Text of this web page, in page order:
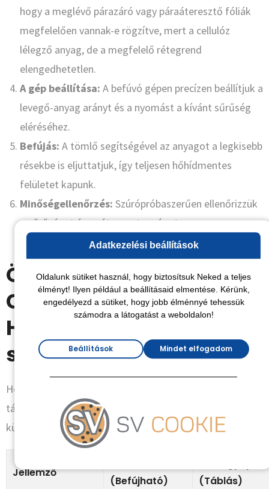
hogy a meglévő párazáró vagy páraáteresztő fóliák
megfelelően vannak-e rögzítve, mert a cellulóz
lélegző anyag, de a megfelelő rétegrend
elengedhetetlen.
A gép beállítása: A befúvó gépen precízen beállítjuk a
levegő-anyag arányt és a nyomást a kívánt sűrűség
eléréséhez.
Befújás: A tömlő segítségével az anyagot a legkisebb
résekbe is eljuttatjuk, így teljesen hőhídmentes
felületet kapunk.
Minőségellenőrzés: Szúrópróbaszerűen ellenőrizzük
a sűrűséget és a rétegvastagságot a
tervdokumentációnak megfelelően.
Összehasonlítás:
Cellulóz vs.
Hagyományos szálas
szigetelések
Hogy könnyebb legyen a döntés, összeállítottunk egy
táblázatot, amely megmutatja a legfontosabb
különbségeket a 2025-ös piaci sztenderdek alapján.
Jellemző
(Befújható)
(Táblás)
Adatkezelési beállítások
Oldalunk sütiket használ, hogy biztosítsuk Neked a teljes
élményt! Ilyen például a beállításaid elmentése. Kérünk,
engedélyezd a sütiket, hogy jobb élménnyé tehessük
számodra a látogatást a weboldalon!
Beállítások Mindet elfogadom